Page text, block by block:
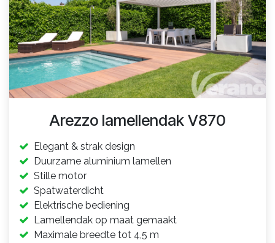
Arezzo lamellendak V870
Elegant & strak design
Duurzame aluminium lamellen
Stille motor
Spatwaterdicht
Elektrische bediening
Lamellendak op maat gemaakt
Maximale breedte tot 4,5 m